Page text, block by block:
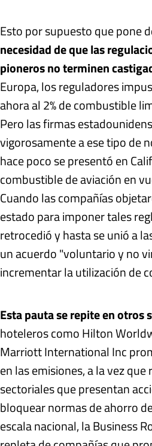
Esto por supuesto que pone
necesidad de que las
pioneros no terminen
Europa, los reguladores
ahora al 2% de combustible
Pero las firmas
vigorosamente a ese tipo de
hace poco se presentó en
combustible de aviación en
Cuando las compañías
estado para imponer tales
retrocedió y hasta se unió a
un acuerdo "voluntario y no
incrementar la utilización de
Esta pauta se repite en otros
hoteleros como Hilton
Marriott International Inc
en las emisiones, a la vez
sectoriales que presentan
bloquear normas de ahorro
escala nacional, la Business